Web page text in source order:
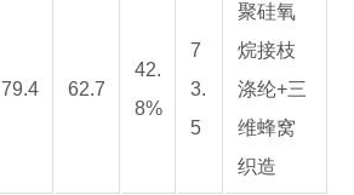
79.4 62.7
42.
8%
7
3.
5
聚硅氧
烷接枝
涤纶+三
维蜂窝
织造